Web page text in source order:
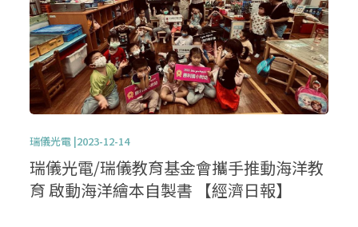
瑞儀光電 |2023-12-14
瑞儀光電/瑞儀教育基金會攜手推動海洋教
育 啟動海洋繪本自製書 【經濟日報】